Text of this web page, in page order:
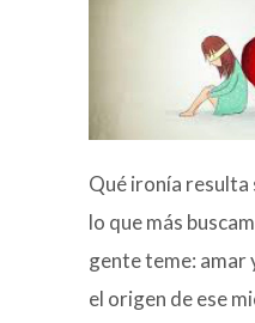
Qué ironía resulta
lo que más
gente teme: amar
el origen de ese